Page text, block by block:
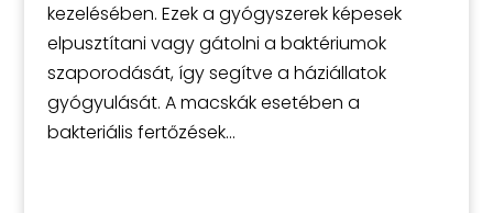
kezelésében. Ezek a gyógyszerek képesek
elpusztítani vagy gátolni a baktériumok
szaporodását, így segítve a háziállatok
gyógyulását. A macskák esetében a
bakteriális fertőzések...